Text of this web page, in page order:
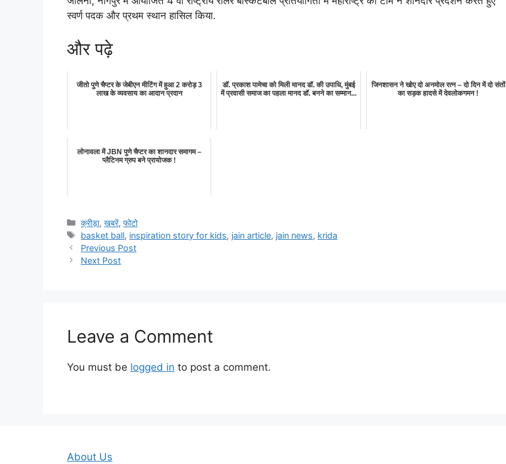
स्वर्ण पदक और प्रथम स्थान हासिल किया.
और पढ़े
जीतो पुणे चैप्टर के जेबीएन मीटिंग में हुआ 2 करोड़ 3
लाख के व्यवसाय का आदान प्रदान
डॉ. प्रकाश पामेचा को मिली मानद डॉ. की उपाधि, मुंबई
में प्रवासी समाज का पहला मानद डॉ. बनने का सम्मान...
जिनशासन ने खोए दो अनमोल रत्न – दो दिन में दो संतों
का सड़क हादसे में देवलोकगमन !
लोनावला में JBN पुणे चैप्टर का शानदार समागम –
प्लैटिनम ग्रुप बने प्रायोजक !
Categories
क्रीड़ा,खबरें,फोटो
Tags
basket ball, inspiration story for kids, jain article, jain news, krida
Previous Post
Next Post
Leave a Comment
You must be logged in to post a comment.
About Us